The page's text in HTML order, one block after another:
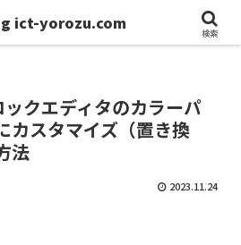
クエディタのカラーパ
カスタマイズ（置き換
法
2023.11.24
ict-yorozu.com
検索